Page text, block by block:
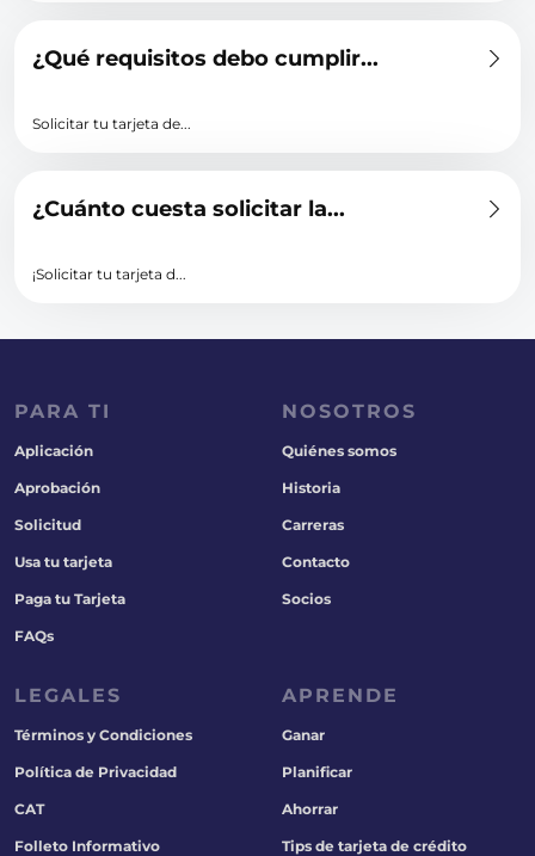
¿Qué requisitos debo cumplir...
Solicitar tu tarjeta de...
¿Cuánto cuesta solicitar la...
¡Solicitar tu tarjeta d...
PARA TI
Aplicación
Aprobación
Solicitud
Usa tu tarjeta
Paga tu Tarjeta
FAQs
NOSOTROS
Quiénes somos
Historia
Carreras
Contacto
Socios
LEGALES
Términos y Condiciones
Política de Privacidad
CAT
Folleto Informativo
APRENDE
Ganar
Planificar
Ahorrar
Tips de tarjeta de crédito